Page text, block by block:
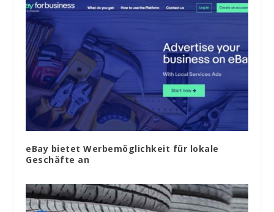
eBay bietet Werbemöglichkeit für lokale
Geschäfte an